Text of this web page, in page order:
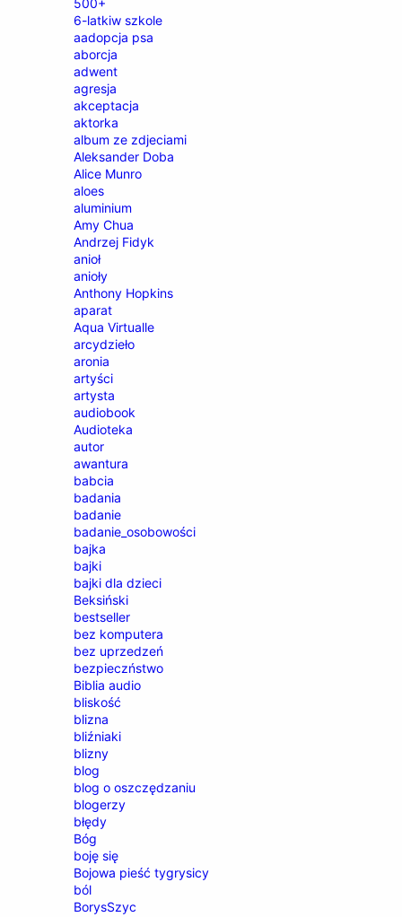
6-latkiw szkole
aadopcja psa
aborcja
adwent
agresja
akceptacja
aktorka
album ze zdjeciami
Aleksander Doba
Alice Munro
aloes
aluminium
Amy Chua
Andrzej Fidyk
anioł
anioły
Anthony Hopkins
aparat
Aqua Virtualle
arcydzieło
aronia
artyści
artysta
audiobook
Audioteka
autor
awantura
babcia
badania
badanie
badanie_osobowości
bajka
bajki
bajki dla dzieci
Beksiński
bestseller
bez komputera
bez uprzedzeń
bezpieczństwo
Biblia audio
bliskość
blizna
bliźniaki
blizny
blog
blog o oszczędzaniu
blogerzy
błędy
Bóg
boję się
Bojowa pieść tygrysicy
ból
BorysSzyc